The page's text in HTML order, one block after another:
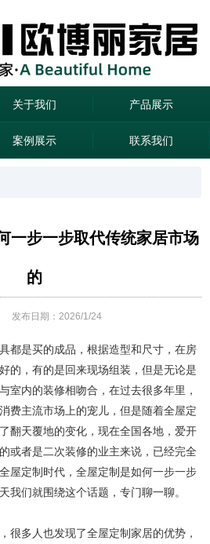
关于我们 产品展示
案例展示 联系我们
一步一步取代传统家居市场
的
发布日期：2026/1/24
是买的成品，根据造型和尺寸，在房
的，有的是回来现场组装，但是无论是
室内的装修相吻合，在过去很多年里，
费主流市场上的宠儿，但是随着全屋定
翻天覆地的变化，现在全国各地，爱开
或者是二次装修的业主来说，已经完全
屋定制时代，全屋定制是如何一步一步
我们就围绕这个话题，专门聊一聊。
很多人也发现了全屋定制家居的优势，